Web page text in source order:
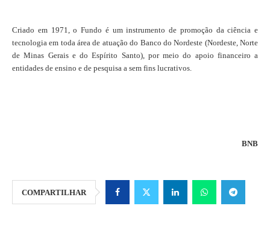
Criado em 1971, o Fundo é um instrumento de promoção da ciência e
tecnologia em toda área de atuação do Banco do Nordeste (Nordeste, Norte
de Minas Gerais e do Espírito Santo), por meio do apoio financeiro a
entidades de ensino e de pesquisa a sem fins lucrativos.
BNB
COMPARTILHAR